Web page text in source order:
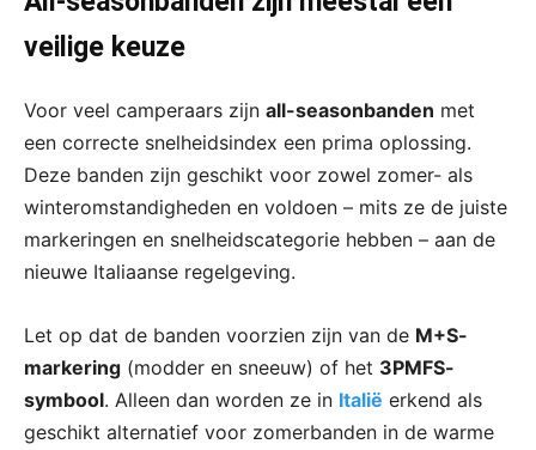
veilige keuze
Voor veel camperaars zijn all-seasonbanden met
een correcte snelheidsindex een prima oplossing.
Deze banden zijn geschikt voor zowel zomer- als
winteromstandigheden en voldoen – mits ze de juiste
markeringen en snelheidscategorie hebben – aan de
nieuwe Italiaanse regelgeving.
Let op dat de banden voorzien zijn van de M+S-
markering (modder en sneeuw) of het 3PMFS-
symbool. Alleen dan worden ze in Italië erkend als
geschikt alternatief voor zomerbanden in de warme